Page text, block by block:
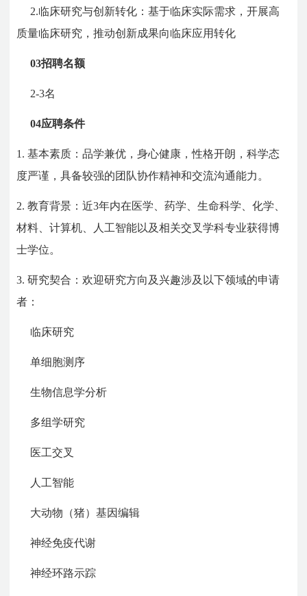
2.临床研究与创新转化：基于临床实际需求，开展高
质量临床研究，推动创新成果向临床应用转化
03招聘名额
2-3名
04应聘条件
1.基本素质：品学兼优，身心健康，性格开朗，科学态
度严谨，具备较强的团队协作精神和交流沟通能力。
2.教育背景：近3年内在医学、药学、生命科学、化学、
材料、计算机、人工智能以及相关交叉学科专业获得博
士学位。
3.研究契合：欢迎研究方向及兴趣涉及以下领域的申请
者：
临床研究
单细胞测序
生物信息学分析
多组学研究
医工交叉
人工智能
大动物（猪）基因编辑
神经免疫代谢
神经环路示踪